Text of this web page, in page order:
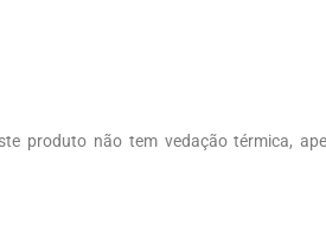
produto não tem vedação térmica,